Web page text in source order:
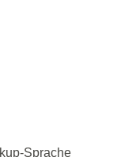
Sprache